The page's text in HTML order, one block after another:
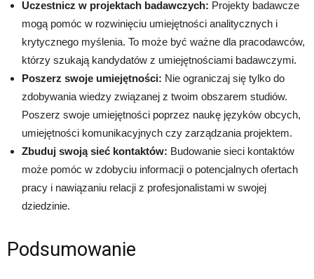
Uczestnicz w projektach badawczych: Projekty badawcze
mogą pomóc w rozwinięciu umiejętności analitycznych i
krytycznego myślenia. To może być ważne dla pracodawców,
którzy szukają kandydatów z umiejętnościami badawczymi.
Poszerz swoje umiejętności: Nie ograniczaj się tylko do
zdobywania wiedzy związanej z twoim obszarem studiów.
Poszerz swoje umiejętności poprzez naukę języków obcych,
umiejętności komunikacyjnych czy zarządzania projektem.
Zbuduj swoją sieć kontaktów: Budowanie sieci kontaktów
może pomóc w zdobyciu informacji o potencjalnych ofertach
pracy i nawiązaniu relacji z profesjonalistami w swojej
dziedzinie.
Podsumowanie